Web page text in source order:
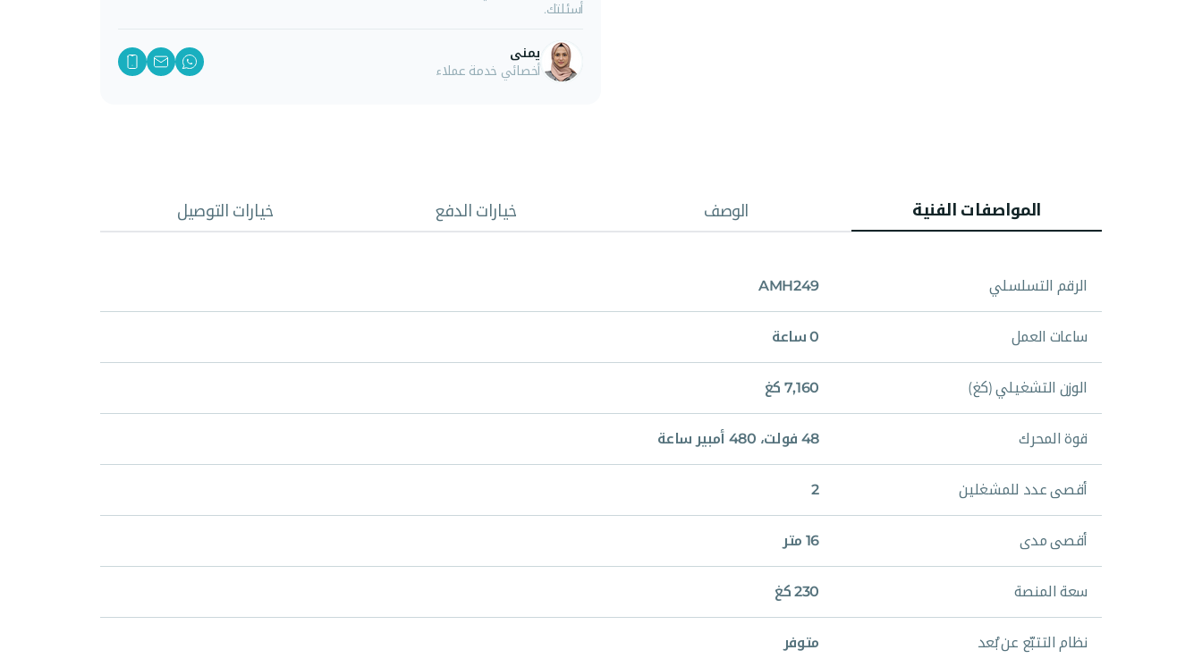
أسئلتك.
يمنى
أخصائي خدمة عملاء
المواصفات الفنية الوصف خيارات الدفع خيارات التوصيل
الرقم التسلسلي AMH249
ساعات العمل 0 ساعة
الوزن التشغيلي (كغ) 7,160 كغ
قوة المحرك 48 فولت، 480 أمبير ساعة
أقصى عدد للمشغلين 2
أقصى مدى 16 متر
سعة المنصة 230 كغ
نظام التتبّع عن بُعد متوفر